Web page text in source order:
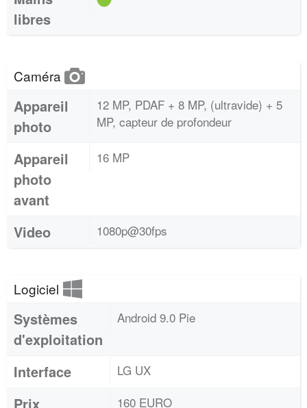
libres
Caméra
Appareil
photo
12 MP, PDAF + 8 MP, (ultravide) + 5
MP, capteur de profondeur
Appareil
photo
avant
16 MP
Video 1080p@30fps
Logiciel
Systèmes
d'exploitation
Android 9.0 Pie
Interface LG UX
Prix 160 EURO